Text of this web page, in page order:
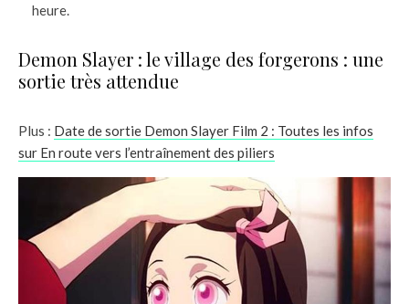
heure.
Demon Slayer : le village des forgerons : une
sortie très attendue
Plus : Date de sortie Demon Slayer Film 2 : Toutes les infos
sur En route vers l’entraînement des piliers